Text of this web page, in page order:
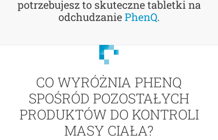
potrzebujesz to skuteczne tabletki na
odchudzaniePhenQ.
CO WYRÓŻNIA PHENQ
SPOŚRÓD POZOSTAŁYCH
PRODUKTÓW DO KONTROLI
MASY CIAŁA?